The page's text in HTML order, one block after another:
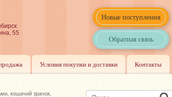
Новые поступления
Обратная связь
55
Условия покупки и доставки Контакты
кошачий зрачок,